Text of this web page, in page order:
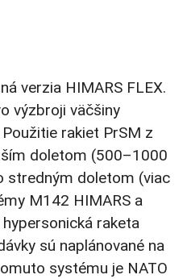
verzia HIMARS FLEX.
výzbroji väčšiny
rakiet PrSM z
doletom (500–1000
stredným doletom (viac
M142 HIMARS a
raketa
sú naplánované na
systému je NATO